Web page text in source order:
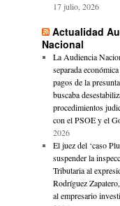
17 julio, 2026
Actualidad
Nacional
La Audiencia
separada
pagos de la
buscaba
procedimientos
con el PSOE y el
2026
El juez del ‘caso
suspender la
Tributaria al
Rodríguez
al empresario